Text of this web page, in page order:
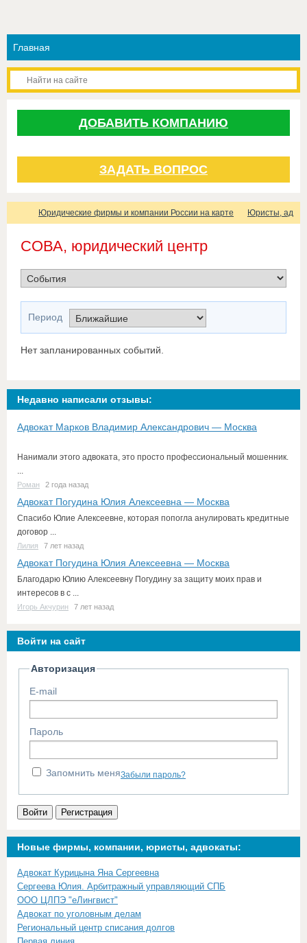
ДОБАВИТЬ КОМПАНИЮ
ЗАДАТЬ ВОПРОС
Юридические фирмы и компании России на карте Юристы,
СОВА, юридический центр
Период
Нет запланированных событий.
Недавно написали отзывы:
Адвокат Марков Владимир Александрович — Москва
Нанимали этого адвоката, это просто профессиональный мошенник.
...
Роман 2 года назад
Адвокат Погудина Юлия Алексеевна — Москва
Спасибо Юлие Алексеевне, которая попогла анулировать кредитные
договор ...
Лилия 7 лет назад
Адвокат Погудина Юлия Алексеевна — Москва
Благодарю Юлию Алексеевну Погудину за защиту моих прав и
интересов в с ...
Игорь Акчурин 7 лет назад
Войти на сайт
Авторизация
E-mail
Пароль
Запомнить меняЗабыли пароль?
Войти Регистрация
Новые фирмы, компании, юристы, адвокаты:
Адвокат Курицына Яна Сергеевна
Сергеева Юлия. Арбитражный управляющий СПБ
ООО ЦЛПЭ "еЛингвист"
Адвокат по уголовным делам
Региональный центр списания долгов